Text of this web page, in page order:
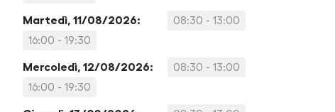
Martedì, 11/08/2026:
08:30 - 13:00
16:00 - 19:30
Mercoledì, 12/08/2026:
08:30 - 13:00
16:00 - 19:30